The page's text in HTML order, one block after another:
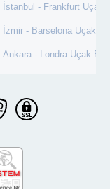
İstanbul - Frankfurt Uçak
İzmir - Barselona Uçak
Ankara - Londra Uçak